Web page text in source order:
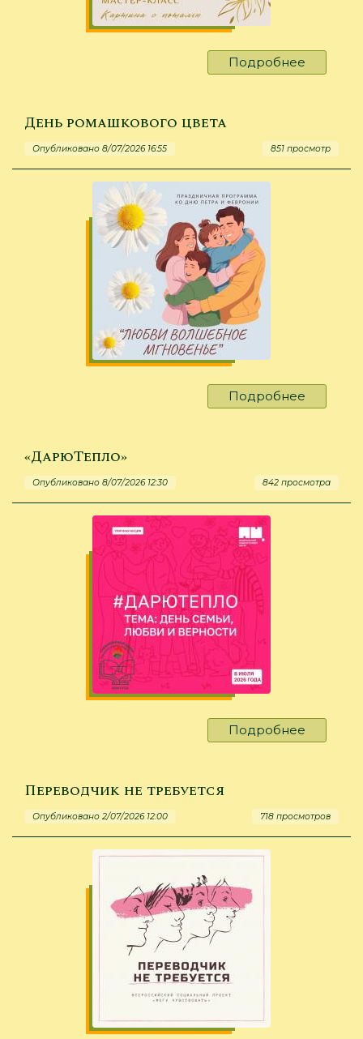
Подробнее
Талант
День ромашкового цвета
Опубликовано 8/07/2026 16:55 851 просмотр
Подробнее
День
«ДарюТепло»
Опубликовано 8/07/2026 12:30 842 просмотра
Подробнее
Переводчик не требуется
Опубликовано 2/07/2026 12:00 718 просмотров